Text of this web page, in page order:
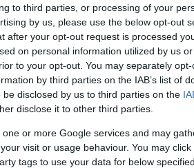
to third parties, or processing of your
by us, please use the below opt-out
after your opt-out request is processed
on personal information utilized by us
to your opt-out. You may separately
by third parties on the IAB’s list of
disclosed by us to third parties on the
disclose it to other third parties.
or more Google services and may
visit or usage behaviour. You may
tags to use your data for below